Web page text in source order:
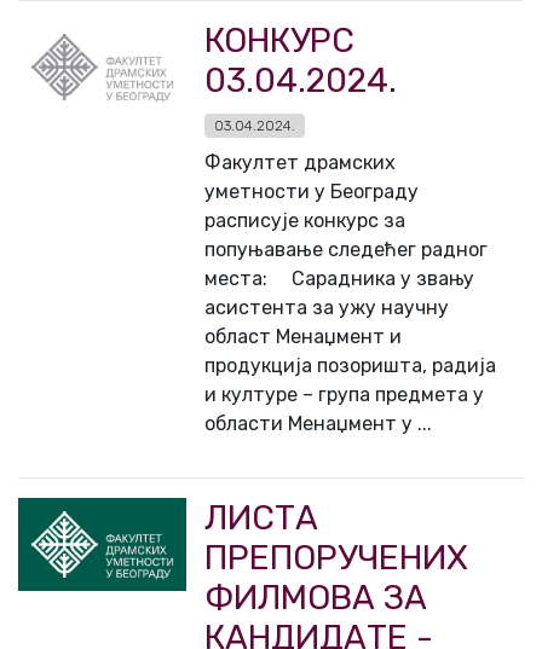
КОНКУРС
03.04.2024.
03.04.2024.
Факултет драмских
уметности у Београду
расписује конкурс за
попуњавање следећег радног
места: Сарадника у звању
асистента за ужу научну
област Менаџмент и
продукција позоришта, радија
и културе – група предмета у
области Менаџмент у ...
ЛИСТА
ПРЕПОРУЧЕНИХ
ФИЛМОВА ЗА
КАНДИДАТЕ -